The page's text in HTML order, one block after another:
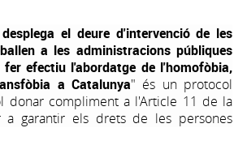
el deure d'intervenció de les
a les administracions públiques
efectiu l'abordatge de l'homofòbia,
a Catalunya" és un protocol
donar compliment a l'Article 11 de la
a garantir els drets de les persones